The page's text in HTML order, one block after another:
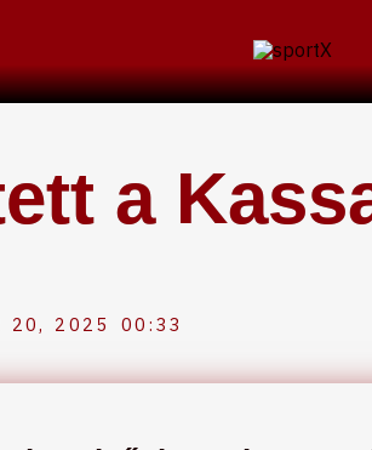
a
20, 2025 00:33